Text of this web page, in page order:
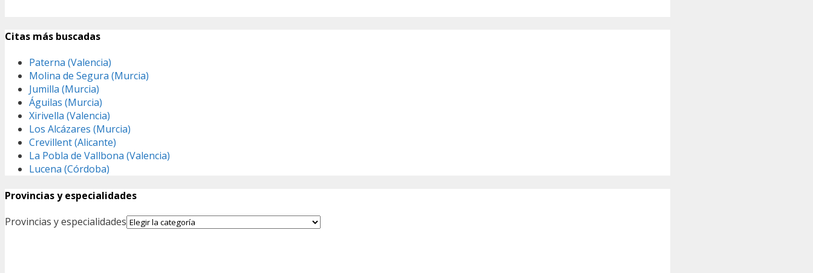
Citas más buscadas
Paterna (Valencia)
Molina de Segura (Murcia)
Jumilla (Murcia)
Águilas (Murcia)
Xirivella (Valencia)
Los Alcázares (Murcia)
Crevillent (Alicante)
La Pobla de Vallbona (Valencia)
Lucena (Córdoba)
Provincias y especialidades
Provincias y especialidades